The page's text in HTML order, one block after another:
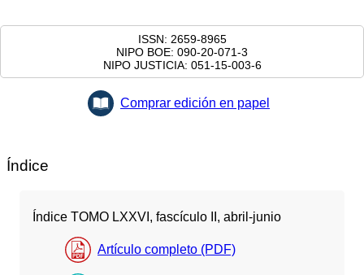
ISSN: 2659-8965
NIPO BOE: 090-20-071-3
NIPO JUSTICIA: 051-15-003-6
Comprar edición en papel
Índice
Índice TOMO LXXVI, fascículo II, abril-junio
Artículo completo (PDF)